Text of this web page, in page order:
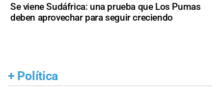
Se viene Sudáfrica: una prueba que Los Pumas
deben aprovechar para seguir creciendo
+ Política